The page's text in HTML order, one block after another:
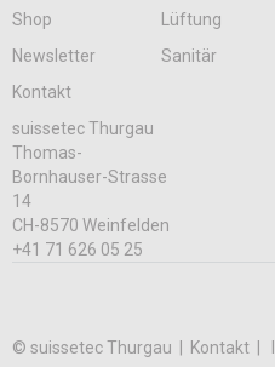
Shop
Lüftung
Newsletter
Sanitär
Kontakt
suissetec Thurgau
Thomas-
Bornhauser-Strasse
14
CH-8570 Weinfelden
+41 71 626 05 25
© suissetec Thurgau | Kontakt